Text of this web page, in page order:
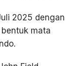
2025 dengan
mata